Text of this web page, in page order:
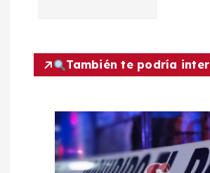
También te podría